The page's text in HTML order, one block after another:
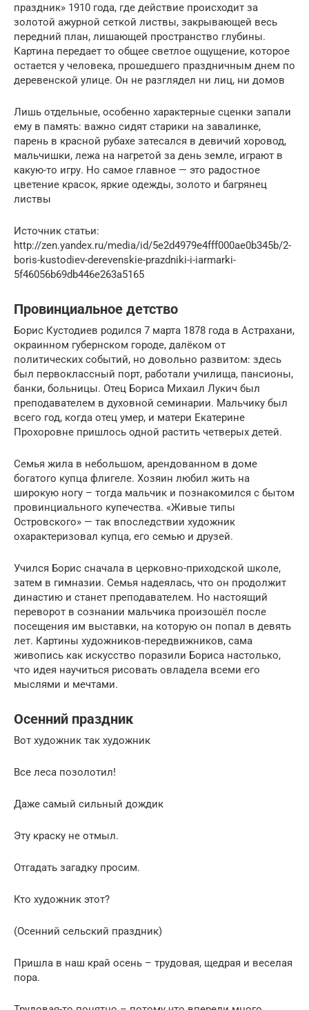
праздник» 1910 года, где действие происходит за
золотой ажурной сеткой листвы, закрывающей весь
передний план, лишающей пространство глубины.
Картина передает то общее светлое ощущение, которое
остается у человека, прошедшего праздничным днем по
деревенской улице. Он не разглядел ни лиц, ни домов
Лишь отдельные, особенно характерные сценки запали
ему в память: важно сидят старики на завалинке,
парень в красной рубахе затесался в девичий хоровод,
мальчишки, лежа на нагретой за день земле, играют в
какую-то игру. Но самое главное — это радостное
цветение красок, яркие одежды, золото и багрянец
листвы
Источник статьи:
http://zen.yandex.ru/media/id/5e2d4979e4fff000ae0b345b/2-
boris-kustodiev-derevenskie-prazdniki-i-iarmarki-
5f46056b69db446e263a5165
Провинциальное детство
Борис Кустодиев родился 7 марта 1878 года в Астрахани,
окраинном губернском городе, далёком от
политических событий, но довольно развитом: здесь
был первоклассный порт, работали училища, пансионы,
банки, больницы. Отец Бориса Михаил Лукич был
преподавателем в духовной семинарии. Мальчику был
всего год, когда отец умер, и матери Екатерине
Прохоровне пришлось одной растить четверых детей.
Семья жила в небольшом, арендованном в доме
богатого купца флигеле. Хозяин любил жить на
широкую ногу – тогда мальчик и познакомился с бытом
провинциального купечества. «Живые типы
Островского» — так впоследствии художник
охарактеризовал купца, его семью и друзей.
Учился Борис сначала в церковно-приходской школе,
затем в гимназии. Семья надеялась, что он продолжит
династию и станет преподавателем. Но настоящий
переворот в сознании мальчика произошёл после
посещения им выставки, на которую он попал в девять
лет. Картины художников-передвижников, сама
живопись как искусство поразили Бориса настолько,
что идея научиться рисовать овладела всеми его
мыслями и мечтами.
Осенний праздник
Вот художник так художник
Все леса позолотил!
Даже самый сильный дождик
Эту краску не отмыл.
Отгадать загадку просим.
Кто художник этот?
(Осенний сельский праздник)
Пришла в наш край осень – трудовая, щедрая и веселая
пора.